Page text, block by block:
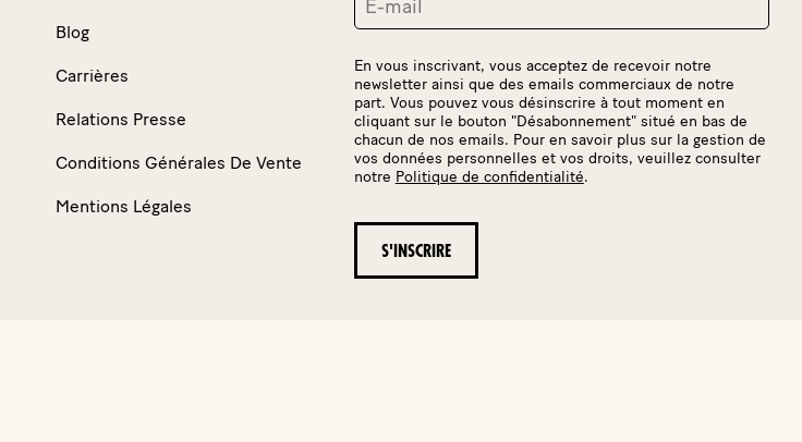
Blog
Carrières
Relations Presse
Conditions Générales De Vente
Mentions Légales
En vous inscrivant, vous acceptez de recevoir notre
newsletter ainsi que des emails commerciaux de notre
part. Vous pouvez vous désinscrire à tout moment en
cliquant sur le bouton "Désabonnement" situé en bas de
chacun de nos emails. Pour en savoir plus sur la gestion de
vos données personnelles et vos droits, veuillez consulter
notre Politique de confidentialité.